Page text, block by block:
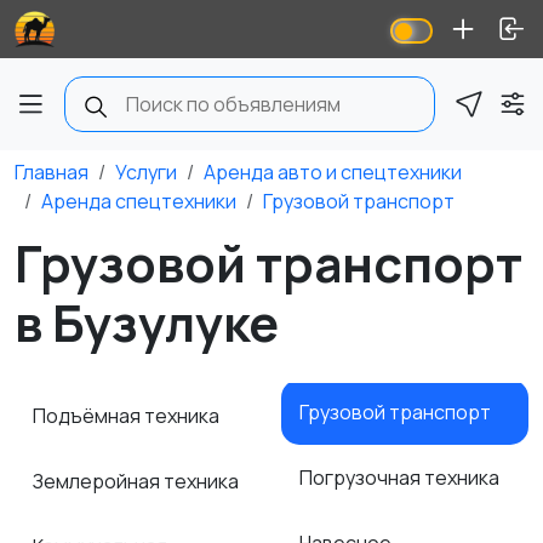
Главная Услуги
Аренда авто и спецтехники
Аренда спецтехники
Грузовой транспорт
Грузовой транспорт
в Бузулуке
Подъёмная техника
Землеройная техника
Грузовой транспорт
Погрузочная техника